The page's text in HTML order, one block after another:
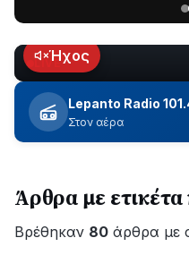
Ναυπάκτου
εδώ
και
περίπου
δύο
ώρες
εξέλιξη
οι
εργασίες
LIVEΉχος
Lepanto Radio
Στον αέρα
Άρθρα με ετικέτα
Βρέθηκαν 80 άρθρα με